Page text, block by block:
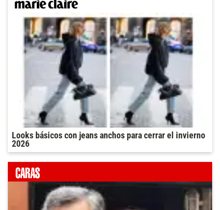
Looks básicos con jeans anchos para cerrar el invierno
2026